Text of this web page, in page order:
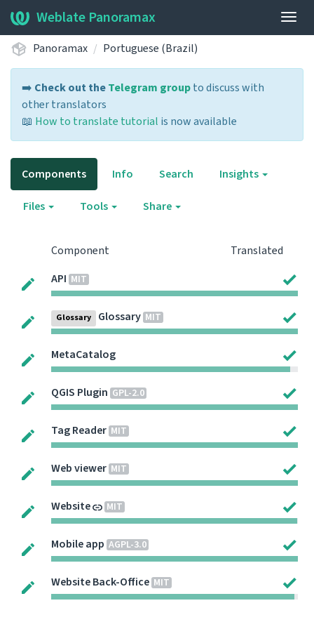
Weblate Panoramax
Panoramax Portuguese (Brazil)
➡️ Check out theTelegram groupto discuss with
other translators
📖 How to translate tutorial is now available
Components Info Search Insights
Files Tools Share
Component
Translated
API MIT
Glossary Glossary MIT
MetaCatalog
QGIS Plugin GPL-2.0
Tag Reader MIT
Web viewer MIT
Website MIT
Mobile app AGPL-3.0
Website Back-Office MIT